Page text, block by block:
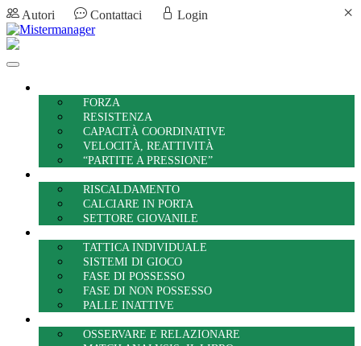
Autori Contattaci Login
FORZA
RESISTENZA
CAPACITÀ COORDINATIVE
VELOCITÀ, REATTIVITÀ
“PARTITE A PRESSIONE”
RISCALDAMENTO
CALCIARE IN PORTA
SETTORE GIOVANILE
TATTICA INDIVIDUALE
SISTEMI DI GIOCO
FASE DI POSSESSO
FASE DI NON POSSESSO
PALLE INATTIVE
OSSERVARE E RELAZIONARE
×